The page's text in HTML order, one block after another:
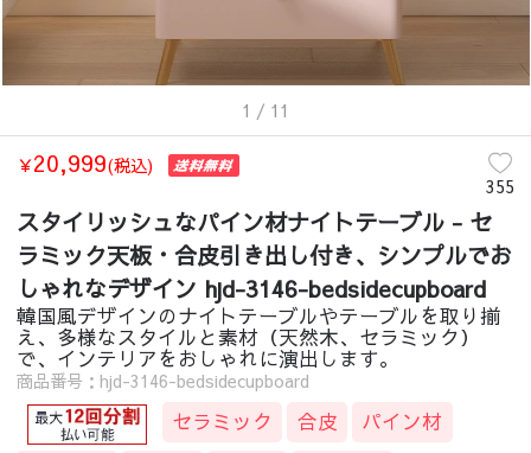
1 / 11
￥20,999(税込)
355
スタイリッシュなパイン材ナイトテーブル - セ
ラミック天板・合皮引き出し付き、シンプルでお
しゃれなデザイン hjd-3146-bedsidecupboard
韓国風デザインのナイトテーブルやテーブルを取り揃
え、多様なスタイルと素材（天然木、セラミック）
で、インテリアをおしゃれに演出します。
商品番号：hjd-3146-bedsidecupboard
セラミック 合皮
パイン材